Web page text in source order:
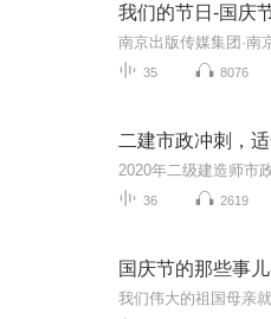
我们的节日-国庆
35 8076
二建市政冲刺，
36 2619
国庆节的那些事